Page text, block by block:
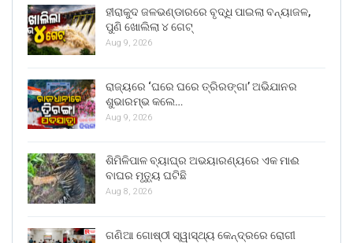
ହୀରାକୁଦ ଜଳଭଣ୍ଡାରରେ ବୃଦ୍ଧି ପାଇଲା ବନ୍ୟାଜଳ,
ପୁଣି ଖୋଲିଲା ୪ ଗେଟ୍
Aug 9, 2026
ରାଜ୍ୟରେ ‘ଘରେ ଘରେ ତ୍ରିରଙ୍ଗା’ ଅଭିଯାନର
ଶୁଭାରମ୍ଭ କଲେ…
Aug 9, 2026
ଶିମିଳିପାଳ ବ୍ୟାଘ୍ର ଅଭୟାରଣ୍ୟରେ ଏକ ମାଈ
ବାଘର ମୃତ୍ୟୁ ଘଟିଛି
Aug 8, 2026
ଗଣିଆ ଗୋଷ୍ଠୀ ସ୍ୱାସ୍ଥ୍ୟ କେନ୍ଦ୍ରରେ ରୋଗୀ